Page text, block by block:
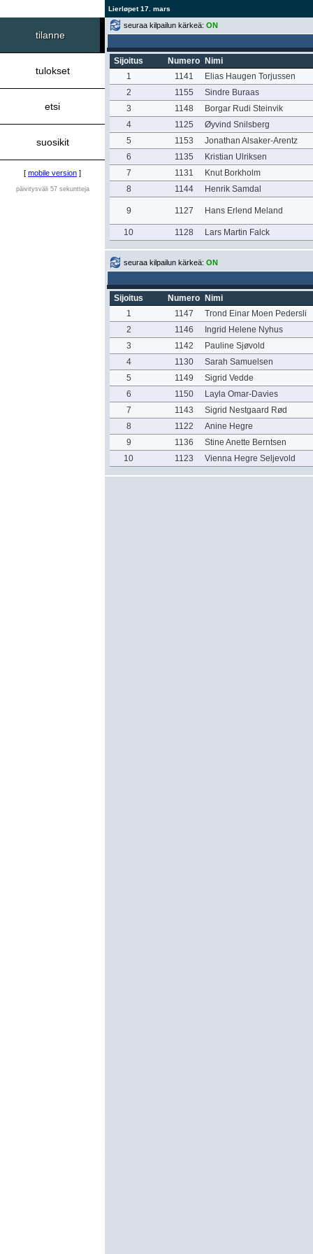
Lierløpet 17. mars
tilanne
tulokset
etsi
suosikit
[ mobile version ]
päivitysväli 57 sekuntteja
seuraa kilpailun kärkeä: ON
Sijoitus Numero
Nimi
1
1141
Elias Haugen Torjussen
2
1155
Sindre Buraas
3
1148
Borgar Rudi Steinvik
4
1125
Øyvind Snilsberg
5
1153
Jonathan Alsaker-Arentz
6
1135
Kristian Ulriksen
7
1131
Knut Borkholm
8
1144 Henrik Samdal
9 1127 Hans Erlend Meland
10 1128 Lars Martin Falck
seuraa kilpailun kärkeä: ON
Sijoitus Numero
Nimi
1
1147
Trond Einar Moen Pedersli
2
1146
Ingrid Helene Nyhus
3
1142
Pauline Sjøvold
4
1130
Sarah Samuelsen
5
1149
Sigrid Vedde
6
1150
Layla Omar-Davies
7
1143
Sigrid Nestgaard Rød
8
1122
Anine Hegre
9
1136
Stine Anette Berntsen
10
1123 Vienna Hegre Seljevold